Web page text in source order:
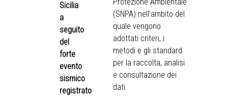
Sicilia
a
seguito
del
forte
evento
sismico
registrato
Protezione Ambientale
(SNPA) nell’ambito del
quale vengono
adottati criteri, i
metodi e gli standard
per la raccolta, analisi
e consultazione dei
dati.